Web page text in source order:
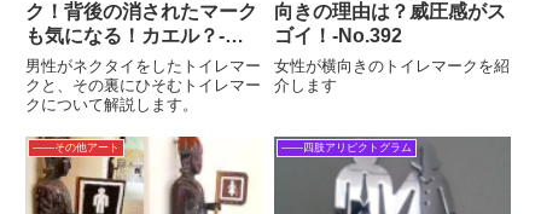
ク！背後の消されたマーク
も気になる！カエル？-
No.1008
男性がネクタイをしたトイレマー
クと、その裏にひそむトイレマー
クについて解説します。
向きの理由は？威圧感がス
ゴイ！‐No.392
女性が横向きのトイレマークを紹
介します
――その他アート ――四肢アリピクトグラム